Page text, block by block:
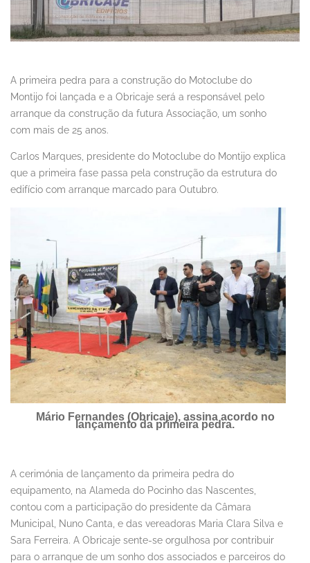
A primeira pedra para a construção do Motoclube do
Montijo foi lançada e a Obricaje será a responsável pelo
arranque da construção da futura Associação, um sonho
com mais de 25 anos.
Carlos Marques, presidente do Motoclube do Montijo explica
que a primeira fase passa pela construção da estrutura do
edifício com arranque marcado para Outubro.
Mário Fernandes (Obricaje), assina acordo no
lançamento da primeira pedra.
A cerimónia de lançamento da primeira pedra do
equipamento, na Alameda do Pocinho das Nascentes,
contou com a participação do presidente da Câmara
Municipal, Nuno Canta, e das vereadoras Maria Clara Silva e
Sara Ferreira. A Obricaje sente-se orgulhosa por contribuir
para o arranque de um sonho dos associados e parceiros do